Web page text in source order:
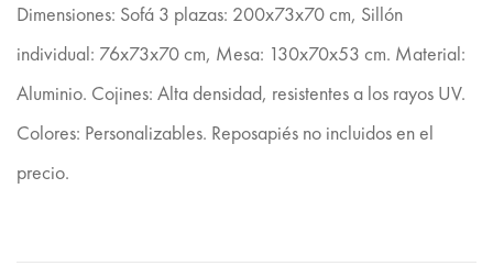
Dimensiones: Sofá 3 plazas: 200x73x70 cm, Sillón
individual: 76x73x70 cm, Mesa: 130x70x53 cm. Material:
Aluminio. Cojines: Alta densidad, resistentes a los rayos UV.
Colores: Personalizables. Reposapiés no incluidos en el
precio.